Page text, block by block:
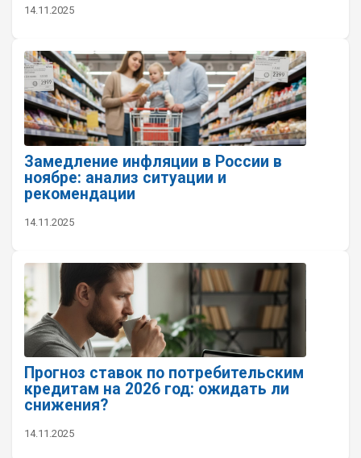
14.11.2025
Замедление инфляции в России в
ноябре: анализ ситуации и
рекомендации
14.11.2025
Прогноз ставок по потребительским
кредитам на 2026 год: ожидать ли
снижения?
14.11.2025